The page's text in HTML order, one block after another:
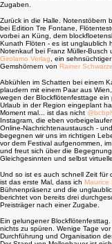
Zugaben.
Zurück in die Halle. Notenstöbern
bei Edition Tre Fontane,
vorbei an Küng, dem
Kunath Flöten - es ist unglaublich
Notenkauf bei Franz Müller-Busch
Girolamo Verlag , ein
Gemshörnern von Rainer Schwarze
Abkühlen im Schatten bei einem
plaudern mit einem Paar aus
wegen der Blockflötenfesttage ein
Urlaub in der Region eingeplant
Moment mal... ist das nicht
Instagram, die eben
Online-Nachrichtenaustausch -
begegnen wir uns im richtigen
vor dem Festival aufgenommen,
und freut sich über die
Gleichgesinnten und selbst
Und so ist es auch schnell Zeit für
ist das erste Mal, dass ich Maurice
Bühnenpräsenz und die
berichtet von bereits drei
Preisträger nach einer Zugabe.
Ein gelungener
nichts zu spüren. Wenige Tage
Durchführung und Organisation